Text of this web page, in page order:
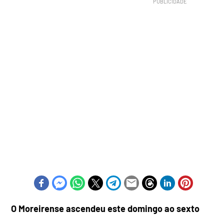
O Moreirense ascendeu este domingo ao sexto